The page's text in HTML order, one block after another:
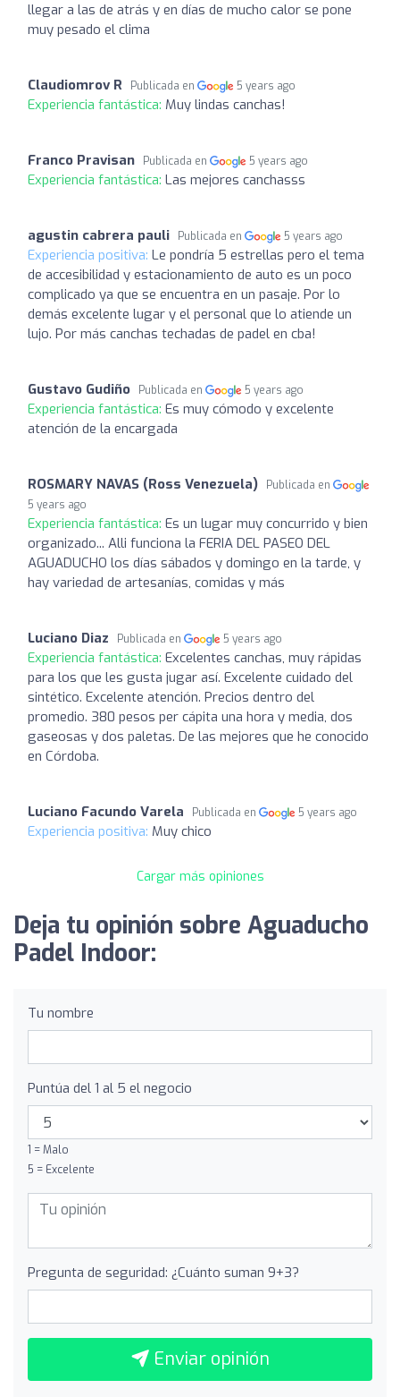
llegar a las de atrás y en días de mucho calor se pone
muy pesado el clima
Claudiomrov R Publicada en 5 years ago
Experiencia fantástica: Muy lindas canchas!
Franco Pravisan Publicada en 5 years ago
Experiencia fantástica: Las mejores canchasss
agustin cabrera pauli Publicada en 5 years ago
Experiencia positiva: Le pondría 5 estrellas pero el tema
de accesibilidad y estacionamiento de auto es un poco
complicado ya que se encuentra en un pasaje. Por lo
demás excelente lugar y el personal que lo atiende un
lujo. Por más canchas techadas de padel en cba!
Gustavo Gudiño Publicada en 5 years ago
Experiencia fantástica: Es muy cómodo y excelente
atención de la encargada
ROSMARY NAVAS (Ross Venezuela)
Publicada en
5 years ago
Experiencia fantástica: Es un lugar muy concurrido y bien
organizado... Alli funciona la FERIA DEL PASEO DEL
AGUADUCHO los días sábados y domingo en la tarde, y
hay variedad de artesanías, comidas y más
Luciano Diaz Publicada en 5 years ago
Experiencia fantástica: Excelentes canchas, muy rápidas
para los que les gusta jugar así. Excelente cuidado del
sintético. Excelente atención. Precios dentro del
promedio. 380 pesos per cápita una hora y media, dos
gaseosas y dos paletas. De las mejores que he conocido
en Córdoba.
Luciano Facundo Varela Publicada en 5 years ago
Experiencia positiva: Muy chico
Cargar más opiniones
Deja tu opinión sobre Aguaducho
Padel Indoor:
Tu nombre
Puntúa del 1 al 5 el negocio
1 = Malo
5 = Excelente
Pregunta de seguridad: ¿Cuánto suman 9+3?
Enviar opinión